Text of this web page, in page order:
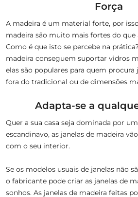
Força
A madeira é um material forte, por
madeira são muito mais fortes do que
Como é que isto se percebe na
madeira conseguem suportar vidros
elas são populares para quem
fora do tradicional ou de dimensões
Adapta-se a
Quer a sua casa seja dominada por
escandinavo, as janelas de madeira
com o seu interior.
Se os modelos usuais de janelas não
o fabricante pode criar as janelas de
sonhos. As janelas de madeira feitas